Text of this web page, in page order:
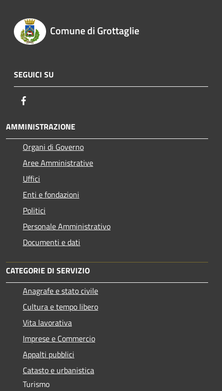
Comune di Grottaglie
SEGUICI SU
AMMINISTRAZIONE
Organi di Governo
Aree Amministrative
Uffici
Enti e fondazioni
Politici
Personale Amministrativo
Documenti e dati
CATEGORIE DI SERVIZIO
Anagrafe e stato civile
Cultura e tempo libero
Vita lavorativa
Imprese e Commercio
Appalti pubblici
Catasto e urbanistica
Turismo